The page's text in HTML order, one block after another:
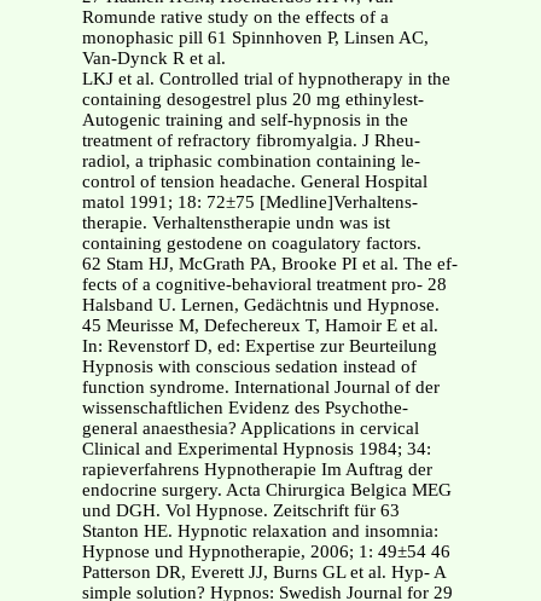
Romunde rative study on the effects of a
monophasic pill 61 Spinnhoven P, Linsen AC,
Van-Dynck R et al.
LKJ et al. Controlled trial of hypnotherapy in the
containing desogestrel plus 20 mg ethinylest-
Autogenic training and self-hypnosis in the
treatment of refractory fibromyalgia. J Rheu-
radiol, a triphasic combination containing le-
control of tension headache. General Hospital
matol 1991; 18: 72±75 [Medline]Verhaltens-
therapie. Verhaltenstherapie undn was ist
containing gestodene on coagulatory factors.
62 Stam HJ, McGrath PA, Brooke PI et al. The ef-
fects of a cognitive-behavioral treatment pro- 28
Halsband U. Lernen, Gedächtnis und Hypnose.
45 Meurisse M, Defechereux T, Hamoir E et al.
In: Revenstorf D, ed: Expertise zur Beurteilung
Hypnosis with conscious sedation instead of
function syndrome. International Journal of der
wissenschaftlichen Evidenz des Psychothe-
general anaesthesia? Applications in cervical
Clinical and Experimental Hypnosis 1984; 34:
rapieverfahrens Hypnotherapie Im Auftrag der
endocrine surgery. Acta Chirurgica Belgica MEG
und DGH. Vol Hypnose. Zeitschrift für 63
Stanton HE. Hypnotic relaxation and insomnia:
Hypnose und Hypnotherapie, 2006; 1: 49±54 46
Patterson DR, Everett JJ, Burns GL et al. Hyp- A
simple solution? Hypnos: Swedish Journal for 29